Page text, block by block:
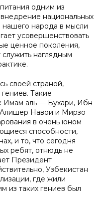
одним из
национальных
нашего народа в мысли
усовершенствовать
ценное поколения,
наглядным
своей страной,
Такие
Имам аль — Бухари, Ибн
Навои и Мирзо
в очень юном
способности,
и то, что сегодня
ребят, отнюдь не
Президент
Узбекистан
где жили
из таких гениев был